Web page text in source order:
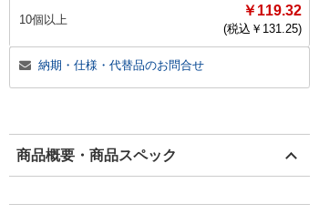
10個以上
￥119.32
(税込￥ 131.25)
納期・仕様・代替品のお問合せ
商品概要・商品スペック